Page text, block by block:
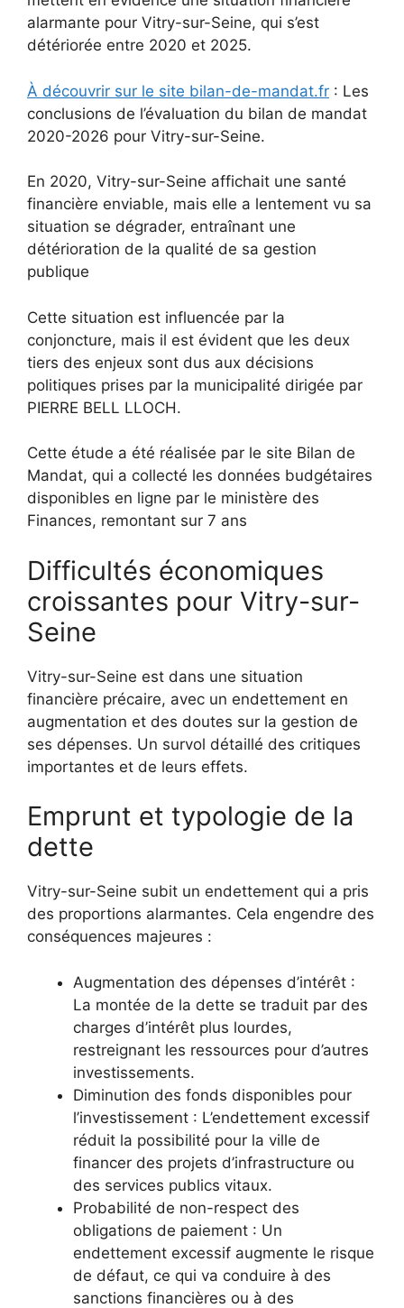
alarmante pour Vitry-sur-Seine, qui s’est
détériorée entre 2020 et 2025.
À découvrir sur le site bilan-de-mandat.fr : Les
conclusions de l’évaluation du bilan de mandat
2020-2026 pour Vitry-sur-Seine.
En 2020, Vitry-sur-Seine affichait une santé
financière enviable, mais elle a lentement vu sa
situation se dégrader, entraînant une
détérioration de la qualité de sa gestion
publique
Cette situation est influencée par la
conjoncture, mais il est évident que les deux
tiers des enjeux sont dus aux décisions
politiques prises par la municipalité dirigée par
PIERRE BELL LLOCH.
Cette étude a été réalisée par le site Bilan de
Mandat, qui a collecté les données budgétaires
disponibles en ligne par le ministère des
Finances, remontant sur 7 ans
Difficultés économiques
croissantes pour Vitry-sur-
Seine
Vitry-sur-Seine est dans une situation
financière précaire, avec un endettement en
augmentation et des doutes sur la gestion de
ses dépenses. Un survol détaillé des critiques
importantes et de leurs effets.
Emprunt et typologie de la
dette
Vitry-sur-Seine subit un endettement qui a pris
des proportions alarmantes. Cela engendre des
conséquences majeures :
Augmentation des dépenses d’intérêt :
La montée de la dette se traduit par des
charges d’intérêt plus lourdes,
restreignant les ressources pour d’autres
investissements.
Diminution des fonds disponibles pour
l’investissement : L’endettement excessif
réduit la possibilité pour la ville de
financer des projets d’infrastructure ou
des services publics vitaux.
Probabilité de non-respect des
obligations de paiement : Un
endettement excessif augmente le risque
de défaut, ce qui va conduire à des
sanctions financières ou à des